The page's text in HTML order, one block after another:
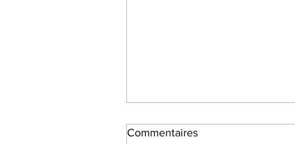
Commentaires